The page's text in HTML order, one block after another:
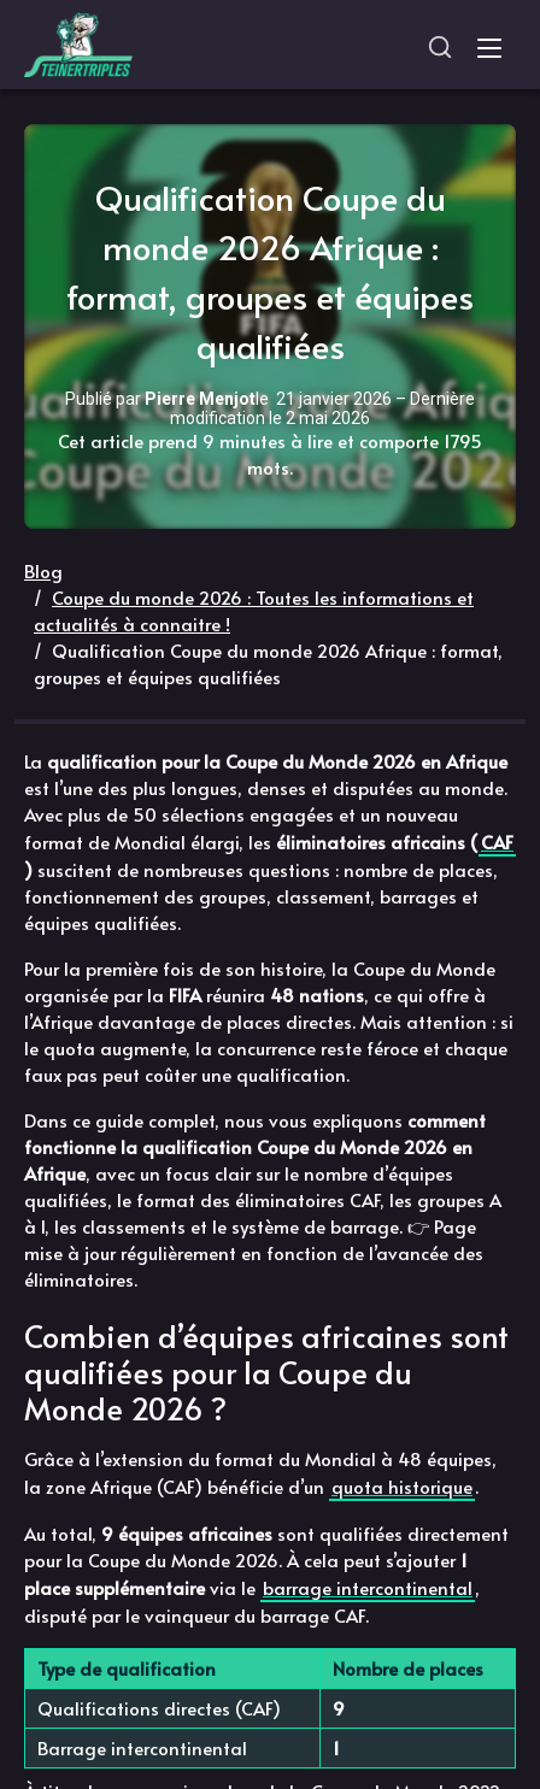
Qualification Coupe du
monde 2026 Afrique :
format, groupes et équipes
qualifiées
Publié parPierre Menjotle 21 janvier 2026–Dernière
modification le 2 mai 2026
Cet article prend 9 minutes à lire et comporte 1795
mots.
Blog
Coupe du monde 2026 : Toutes les informations et
actualités à connaitre !
Qualification Coupe du monde 2026 Afrique : format,
groupes et équipes qualifiées
La qualification pour la Coupe du Monde 2026 en Afrique
est l’une des plus longues, denses et disputées au monde.
Avec plus de 50 sélections engagées et un nouveau
format de Mondial élargi, les éliminatoires africains (CAF
) suscitent de nombreuses questions : nombre de places,
fonctionnement des groupes, classement, barrages et
équipes qualifiées.
Pour la première fois de son histoire, la Coupe du Monde
organisée par la FIFAréunira 48 nations, ce qui offre à
l’Afrique davantage de places directes. Mais attention : si
le quota augmente, la concurrence reste féroce et chaque
faux pas peut coûter une qualification.
Dans ce guide complet, nous vous expliquons comment
fonctionne la qualification Coupe du Monde 2026 en
Afrique, avec un focus clair sur le nombre d’équipes
qualifiées, le format des éliminatoires CAF, les groupes A
à I, les classements et le système de barrage. 👉 Page
mise à jour régulièrement en fonction de l’avancée des
éliminatoires.
Combien d’équipes africaines sont
qualifiées pour la Coupe du
Monde 2026 ?
Grâce à l’extension du format du Mondial à 48 équipes,
la zone Afrique (CAF) bénéficie d’un quota historique.
Au total, 9 équipes africaines sont qualifiées directement
pour la Coupe du Monde 2026. À cela peut s’ajouter 1
place supplémentairevia le barrage intercontinental,
disputé par le vainqueur du barrage CAF.
Type de qualification
Nombre de places
Qualifications directes (CAF)
9
Barrage intercontinental
1